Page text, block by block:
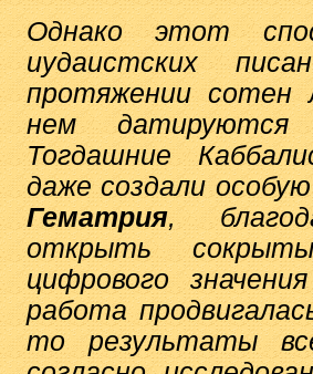
Однако этот
иудаистских
протяжении сотен
нем
Тогдашние
даже создали
Гематрия,
открыть
цифрового
работа
то результаты